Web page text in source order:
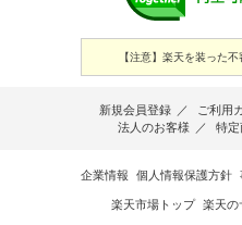
【注意】楽天を装った
新規会員登録 ／ ご利用
法人のお客様 ／ 特
企業情報 個人情報保護方針
楽天市場トップ 楽天の